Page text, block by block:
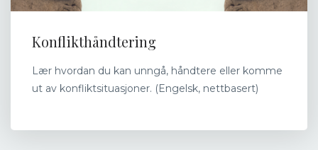
Konflikthåndtering
Lær hvordan du kan unngå, håndtere eller komme
ut av konfliktsituasjoner. (Engelsk, nettbasert)